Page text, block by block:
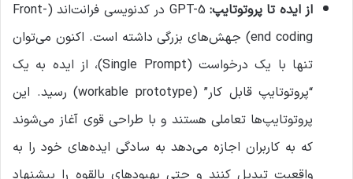
از ایده تا پروتوتایپ:
GPT-5 در کدنویسی فرانت‌اند (Front-
end coding) جهش‌های بزرگی داشته است. اکنون می‌توان
تنها با یک درخواست (Single Prompt)، از ایده به یک
“پروتوتایپ قابل کار” (workable prototype) رسید. این
پروتوتایپ‌ها تعاملی هستند و با طراحی قوی آغاز می‌شوند
که به کاربران اجازه می‌دهد به سادگی ایده‌های خود را به